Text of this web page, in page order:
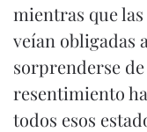
mientras que
veían obligadas
sorprenderse
resentimiento
todos esos